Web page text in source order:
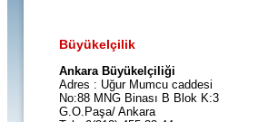
Büyükelçilik
Ankara Büyükelçiliği
Adres : Uğur Mumcu caddesi
No:88 MNG Binası B Blok K:3
G.O.Paşa/ Ankara